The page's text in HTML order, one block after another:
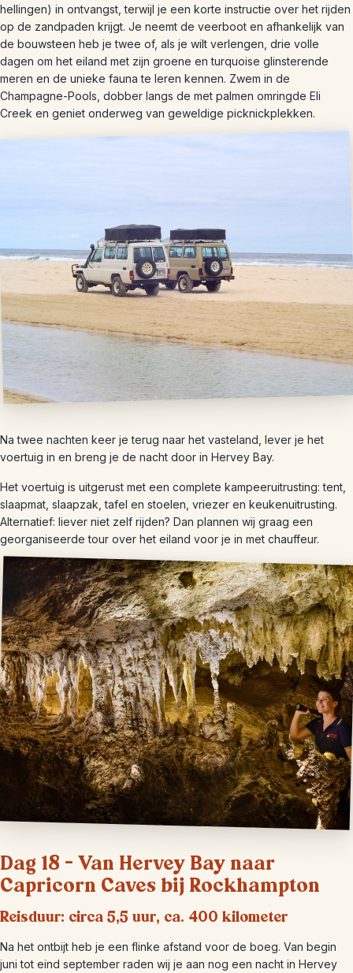
hellingen) in ontvangst, terwijl je een korte instructie over het rijden
op de zandpaden krijgt. Je neemt de veerboot en afhankelijk van
de bouwsteen heb je twee of, als je wilt verlengen, drie volle
dagen om het eiland met zijn groene en turquoise glinsterende
meren en de unieke fauna te leren kennen. Zwem in de
Champagne-Pools, dobber langs de met palmen omringde Eli
Creek en geniet onderweg van geweldige picknickplekken.
Na twee nachten keer je terug naar het vasteland, lever je het
voertuig in en breng je de nacht door in Hervey Bay.
Het voertuig is uitgerust met een complete kampeeruitrusting: tent,
slaapmat, slaapzak, tafel en stoelen, vriezer en keukenuitrusting.
Alternatief: liever niet zelf rijden? Dan plannen wij graag een
georganiseerde tour over het eiland voor je in met chauffeur.
Dag 18 – Van Hervey Bay naar
Capricorn Caves bij Rockhampton
Reisduur: circa 5,5 uur, ca. 400 kilometer
Na het ontbijt heb je een flinke afstand voor de boeg. Van begin
juni tot eind september raden wij je aan nog een nacht in Hervey